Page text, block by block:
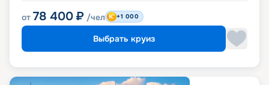
от 78 400 ₽ /чел +1 000
Выбрать круиз